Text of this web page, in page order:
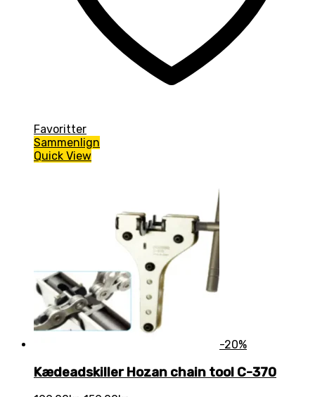
Favoritter
Sammenlign
Quick View
-20%
Kædeadskiller Hozan chain tool C-370